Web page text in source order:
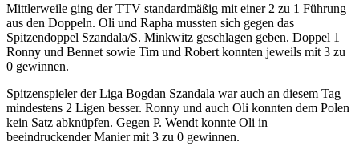
Mittlerweile ging der TTV standardmäßig mit einer 2 zu 1 Führung
aus den Doppeln. Oli und Rapha mussten sich gegen das
Spitzendoppel Szandala/S. Minkwitz geschlagen geben. Doppel 1
Ronny und Bennet sowie Tim und Robert konnten jeweils mit 3 zu
0 gewinnen.
Spitzenspieler der Liga Bogdan Szandala war auch an diesem Tag
mindestens 2 Ligen besser. Ronny und auch Oli konnten dem Polen
kein Satz abknüpfen. Gegen P. Wendt konnte Oli in
beeindruckender Manier mit 3 zu 0 gewinnen.